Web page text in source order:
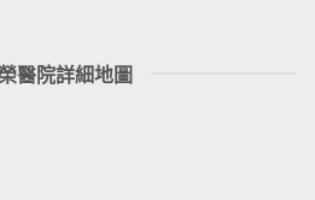
醫院詳細地圖